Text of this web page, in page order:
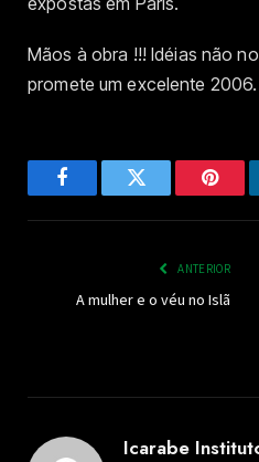
Mãos à obra !!! Idéias não
promete um excelente 2006.
FacebookTwitter
ANTERIOR
A mulher e o véu no Islã
Icarabe